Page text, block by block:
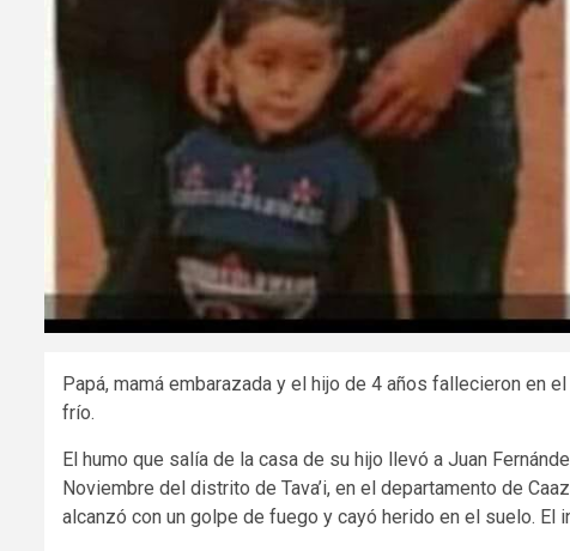
Papá, mamá embarazada y el hijo de 4 años fallecieron en
frío.
El humo que salía de la casa de su hijo llevó a Juan
Noviembre del distrito de Tava’i, en el departamento de
alcanzó con un golpe de fuego y cayó herido en el suelo. El